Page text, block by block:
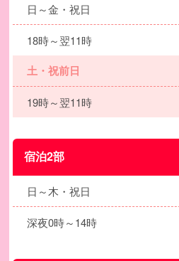
日～金・祝日
18時～翌11時
土・祝前日
19時～翌11時
宿泊2部
日～木・祝日
深夜0時～14時